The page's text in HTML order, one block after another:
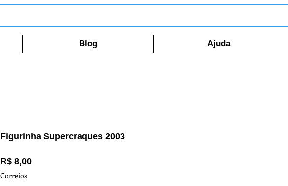
Blog Ajuda
Figurinha Supercraques 2003
R$ 8,00Preço
Correios